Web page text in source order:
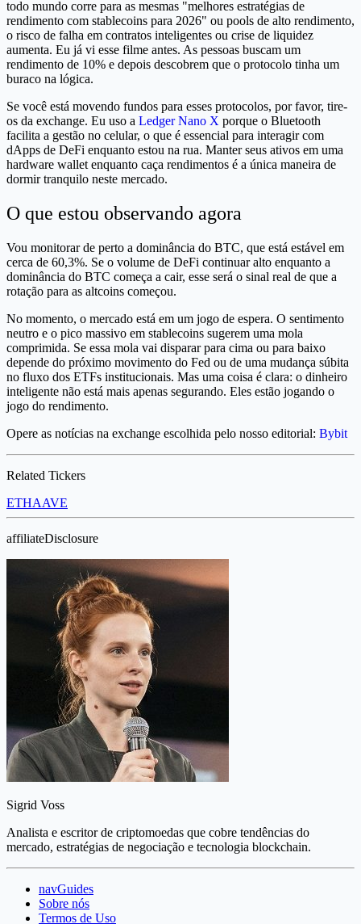
todo mundo corre para as mesmas "melhores estratégias de
rendimento com stablecoins para 2026" ou pools de alto rendimento,
o risco de falha em contratos inteligentes ou crise de liquidez
aumenta. Eu já vi esse filme antes. As pessoas buscam um
rendimento de 10% e depois descobrem que o protocolo tinha um
buraco na lógica.
Se você está movendo fundos para esses protocolos, por favor, tire-
os da exchange. Eu uso a Ledger Nano X porque o Bluetooth
facilita a gestão no celular, o que é essencial para interagir com
dApps de DeFi enquanto estou na rua. Manter seus ativos em uma
hardware wallet enquanto caça rendimentos é a única maneira de
dormir tranquilo neste mercado.
O que estou observando agora
Vou monitorar de perto a dominância do BTC, que está estável em
cerca de 60,3%. Se o volume de DeFi continuar alto enquanto a
dominância do BTC começa a cair, esse será o sinal real de que a
rotação para as altcoins começou.
No momento, o mercado está em um jogo de espera. O sentimento
neutro e o pico massivo em stablecoins sugerem uma mola
comprimida. Se essa mola vai disparar para cima ou para baixo
depende do próximo movimento do Fed ou de uma mudança súbita
no fluxo dos ETFs institucionais. Mas uma coisa é clara: o dinheiro
inteligente não está mais apenas segurando. Eles estão jogando o
jogo do rendimento.
Opere as notícias na exchange escolhida pelo nosso editorial: Bybit
Related Tickers
ETHAAVE
affiliateDisclosure
Sigrid Voss
Analista e escritor de criptomoedas que cobre tendências do
mercado, estratégias de negociação e tecnologia blockchain.
navGuides
Sobre nós
Termos de Uso